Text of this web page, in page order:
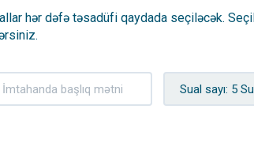
hər dəfə təsadüfi qaydada seçiləcək.